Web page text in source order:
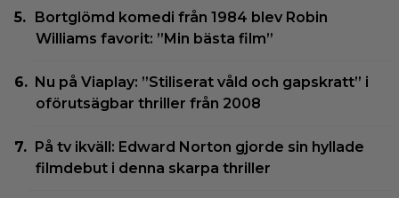
Bortglömd komedi från 1984 blev Robin
Williams favorit: ”Min bästa film”
Nu på Viaplay: ”Stiliserat våld och gapskratt” i
oförutsägbar thriller från 2008
På tv ikväll: Edward Norton gjorde sin hyllade
filmdebut i denna skarpa thriller